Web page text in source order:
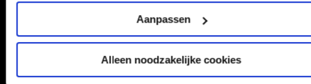
Aanpassen
Alleen noodzakelijke cookies
Navigeer naar
CLUB
FOUNDATION
KAARTVERKOOP